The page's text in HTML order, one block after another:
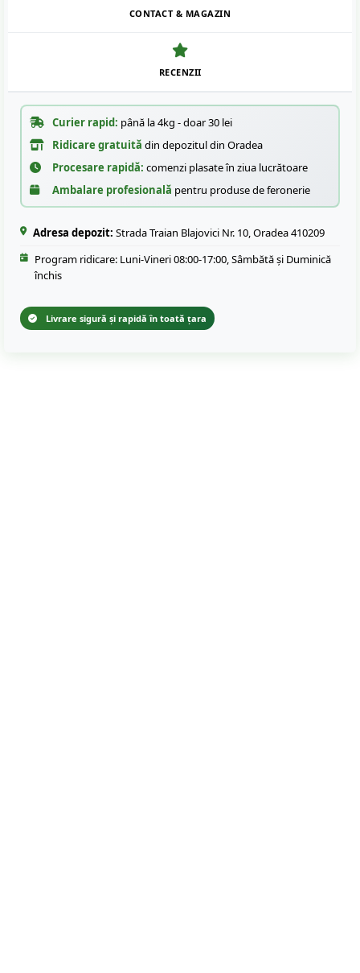
CONTACT & MAGAZIN
RECENZII
Curier rapid: până la 4kg - doar 30 lei
Ridicare gratuită din depozitul din Oradea
Procesare rapidă: comenzi plasate în ziua lucrătoare
Ambalare profesională pentru produse de feronerie
Adresa depozit: Strada Traian Blajovici Nr. 10, Oradea 410209
Program ridicare: Luni-Vineri 08:00-17:00, Sâmbătă și Duminică
închis
Livrare sigură și rapidă în toată țara